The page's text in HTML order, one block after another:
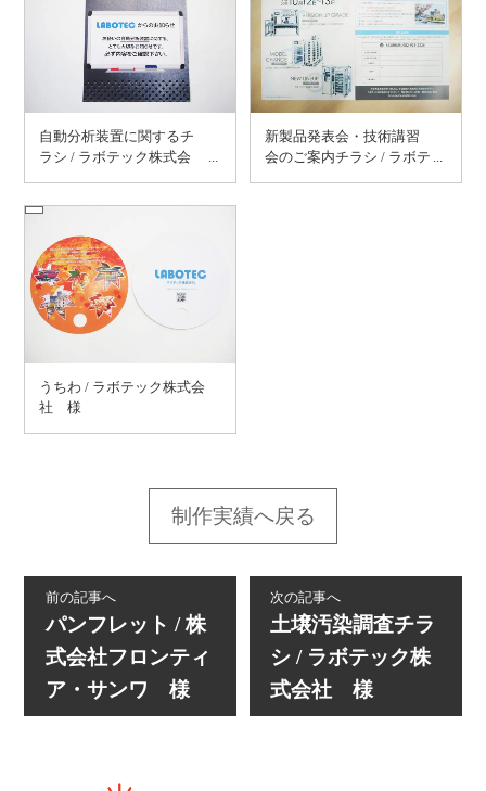
自動分析装置に関するチ
ラシ / ラボテック株式会
新製品発表会・技術講習
会のご案内チラシ / ラボテ
うちわ / ラボテック株式会
社 様
制作実績へ戻る
前の記事へ
パンフレット / 株
式会社フロンティ
ア・サンワ 様
次の記事へ
土壌汚染調査チラ
シ / ラボテック株
式会社 様